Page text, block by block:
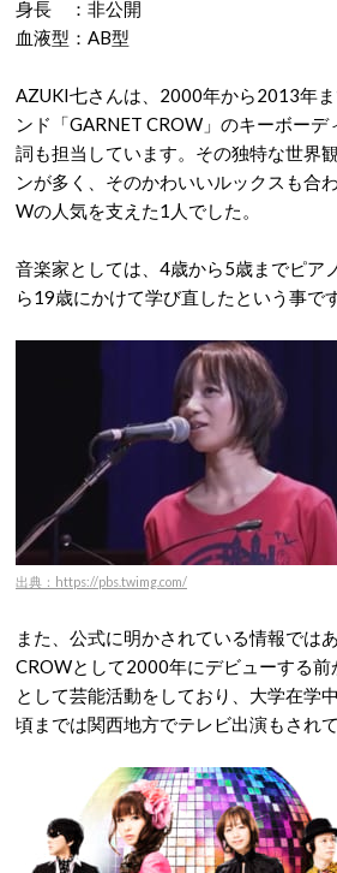
身長 ：非公開
血液型：AB型
AZUKI七さんは、2000年から2013年
ンド「GARNET CROW」のキーボー
詞も担当しています。その独特な世界
ンが多く、そのかわいいルックスも合
Wの人気を支えた1人でした。
音楽家としては、4歳から5歳までピア
ら19歳にかけて学び直したという事です
出典：https://pbs.twimg.com/
また、公式に明かされている情報では
CROWとして2000年にデビューする前
として芸能活動をしており、大学在学
頃までは関西地方でテレビ出演もされ